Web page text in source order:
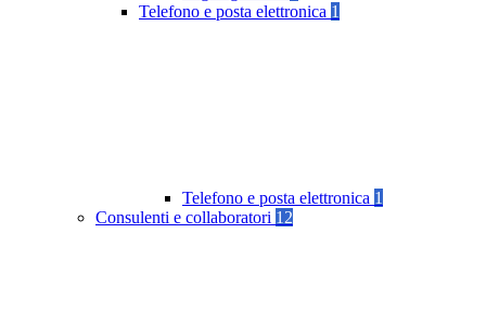
Telefono e posta elettronica 1
Telefono e posta elettronica 1
Consulenti e collaboratori 12